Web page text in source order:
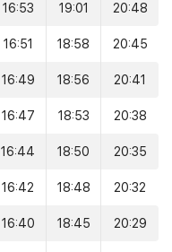
16:53 19:01 20:48
16:51 18:58 20:45
16:49 18:56 20:41
16:47 18:53 20:38
16:44 18:50 20:35
16:42 18:48 20:32
16:40 18:45 20:29